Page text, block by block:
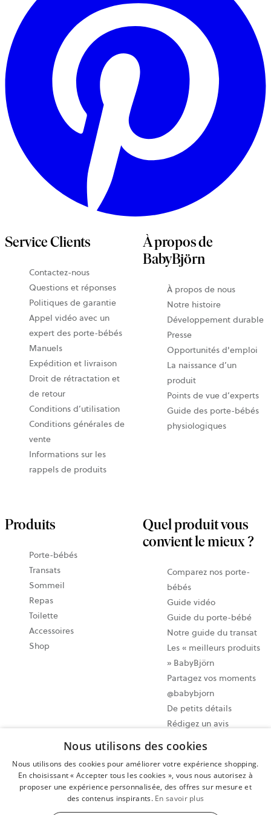
Service Clients
Contactez-nous
Questions et réponses
Politiques de garantie
Appel vidéo avec un
expert des porte-bébés
Manuels
Expédition et livraison
Droit de rétractation et
de retour
Conditions d’utilisation
Conditions générales de
vente
Informations sur les
rappels de produits
À propos de
BabyBjörn
À propos de nous
Notre histoire
Développement durable
Presse
Opportunités d'emploi
La naissance d’un
produit
Points de vue d’experts
Guide des porte-bébés
physiologiques
Produits
Porte-bébés
Transats
Sommeil
Repas
Toilette
Accessoires
Shop
Quel produit vous
convient le mieux ?
Comparez nos porte-
bébés
Guide vidéo
Guide du porte-bébé
Notre guide du transat
Les « meilleurs produits
» BabyBjörn
Partagez vos moments
@babybjorn
De petits détails
Rédigez un avis
Plan du site
Politique de confidentialité
Conditions d’utilisation
Nous utilisons des cookies
Nous utilisons des cookies pour améliorer votre expérience shopping.
En choisissant « Accepter tous les cookies », vous nous autorisez à
proposer une expérience personnalisée, des offres sur mesure et
des contenus inspirants. En savoir plus